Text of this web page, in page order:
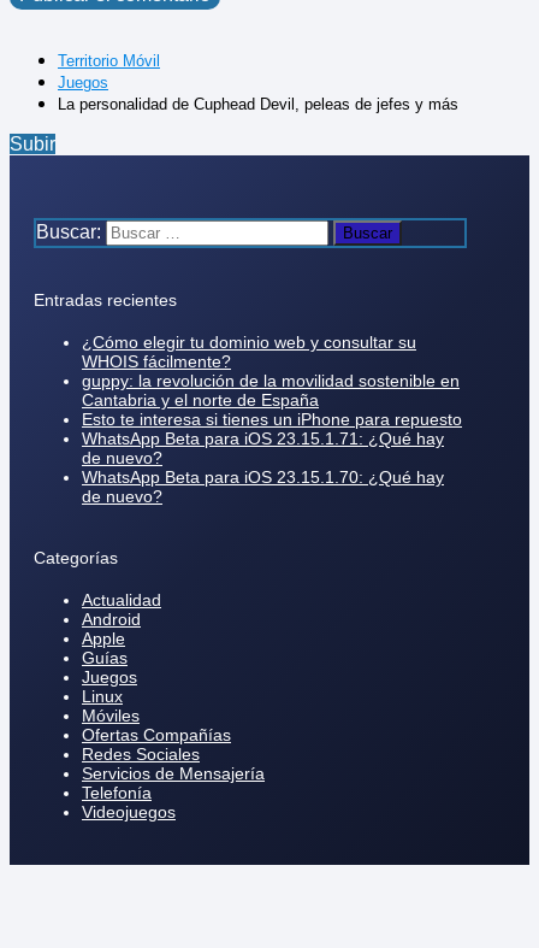
Territorio Móvil
Juegos
La personalidad de Cuphead Devil, peleas de jefes y más
Subir
Buscar:
Entradas recientes
¿Cómo elegir tu dominio web y consultar su
WHOIS fácilmente?
guppy: la revolución de la movilidad sostenible en
Cantabria y el norte de España
Esto te interesa si tienes un iPhone para repuesto
WhatsApp Beta para iOS 23.15.1.71: ¿Qué hay
de nuevo?
WhatsApp Beta para iOS 23.15.1.70: ¿Qué hay
de nuevo?
Categorías
Actualidad
Android
Apple
Guías
Juegos
Linux
Móviles
Ofertas Compañías
Redes Sociales
Servicios de Mensajería
Telefonía
Videojuegos